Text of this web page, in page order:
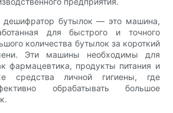
дешифратор бутылок — это машина,
для быстрого и точного
количества бутылок за короткий
Эти машины необходимы для
фармацевтика, продукты питания и
средства личной гигиены, где
обрабатывать большое